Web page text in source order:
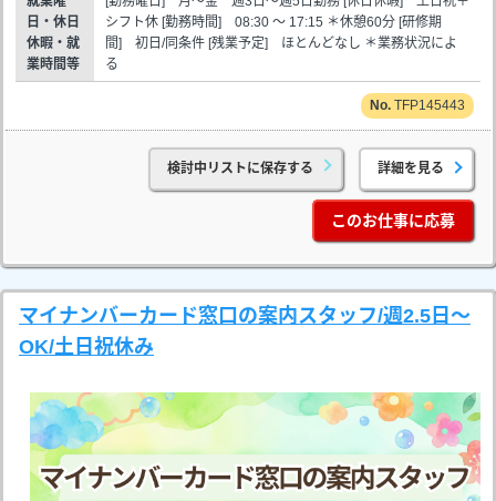
日・休日
休暇・就
業時間等
シフト休 [勤務時間] 08:30 ～ 17:15 ＊休憩60分 [研修期
間] 初日/同条件 [残業予定] ほとんどなし ＊業務状況によ
る
TFP145443
検討中リストに保存する 詳細を見る
このお仕事に応募
マイナンバーカード窓口の案内スタッフ/週2.5日～
OK/土日祝休み